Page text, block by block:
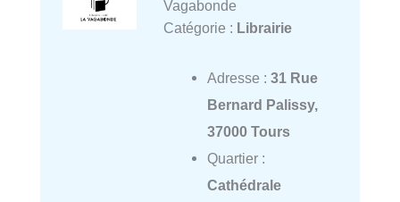
Vagabonde
Catégorie : Librairie
Adresse : 31 Rue
Bernard Palissy,
37000 Tours
Quartier :
Cathédrale